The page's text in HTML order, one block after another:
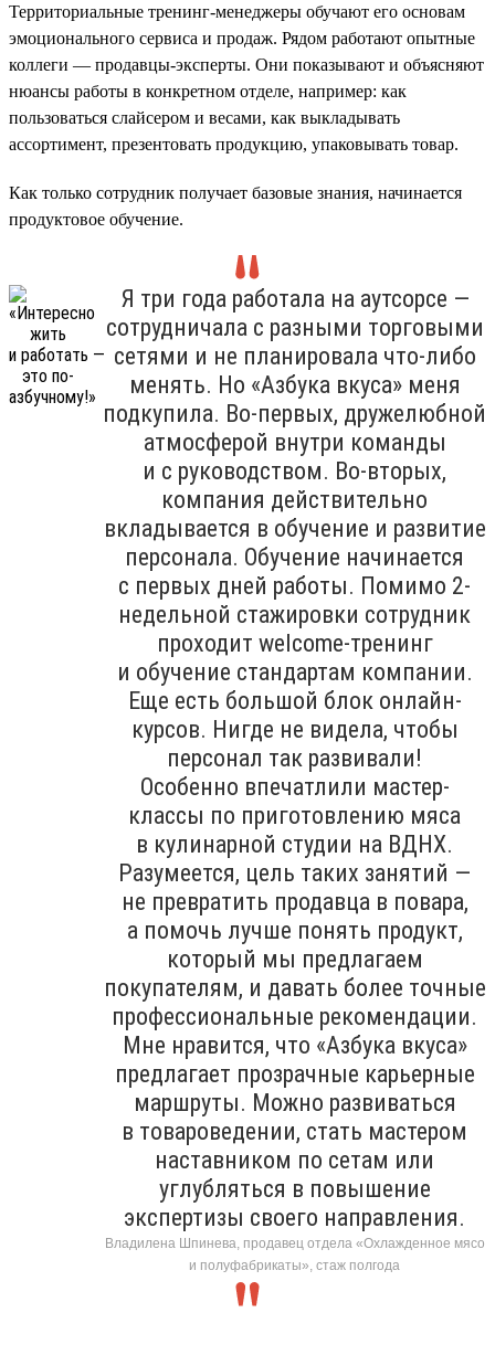
Территориальные тренинг-менеджеры обучают его основам
эмоционального сервиса и продаж. Рядом работают опытные
коллеги — продавцы-эксперты. Они показывают и объясняют
нюансы работы в конкретном отделе, например: как
пользоваться слайсером и весами, как выкладывать
ассортимент, презентовать продукцию, упаковывать товар.
Как только сотрудник получает базовые знания, начинается
продуктовое обучение.
Я три года работала на аутсорсе —
сотрудничала с разными торговыми
сетями и не планировала что-либо
менять. Но «Азбука вкуса» меня
подкупила. Во-первых, дружелюбной
атмосферой внутри команды
и с руководством. Во-вторых,
компания действительно
вкладывается в обучение и развитие
персонала. Обучение начинается
с первых дней работы. Помимо 2-
недельной стажировки сотрудник
проходит welcome-тренинг
и обучение стандартам компании.
Еще есть большой блок онлайн-
курсов. Нигде не видела, чтобы
персонал так развивали!
Особенно впечатлили мастер-
классы по приготовлению мяса
в кулинарной студии на ВДНХ.
Разумеется, цель таких занятий —
не превратить продавца в повара,
а помочь лучше понять продукт,
который мы предлагаем
покупателям, и давать более точные
профессиональные рекомендации.
Мне нравится, что «Азбука вкуса»
предлагает прозрачные карьерные
маршруты. Можно развиваться
в товароведении, стать мастером
наставником по сетам или
углубляться в повышение
экспертизы своего направления.
Владилена Шпинева, продавец отдела «Охлажденное мясо
и полуфабрикаты», стаж полгода